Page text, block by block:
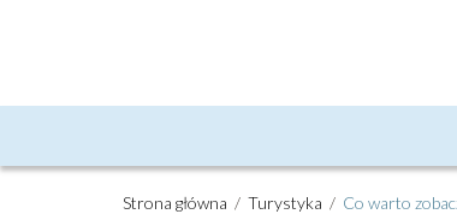
Strona główna / Turystyka / Co warto